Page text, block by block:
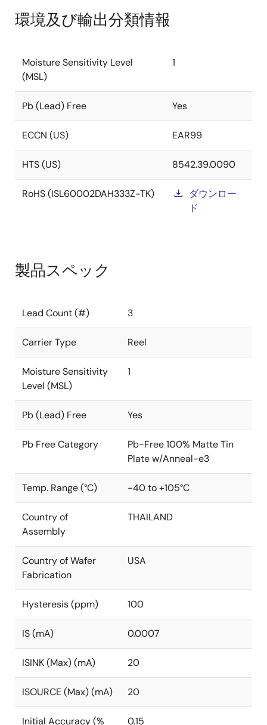
環境及び輸出分類情報
Moisture Sensitivity Level
(MSL)
1
Pb (Lead) Free Yes
ECCN (US) EAR99
HTS (US) 8542.39.0090
RoHS (ISL60002DAH333Z-TK)
ダウンロー
ド
製品スペック
Lead Count (#) 3
Carrier Type Reel
Moisture Sensitivity
Level (MSL)
1
Pb (Lead) Free Yes
Pb Free Category
Pb-Free 100% Matte Tin
Plate w/Anneal-e3
Temp. Range (°C) -40 to +105°C
Country of
Assembly
THAILAND
Country of Wafer
Fabrication
USA
Hysteresis (ppm) 100
IS (mA) 0.0007
ISINK (Max) (mA) 20
ISOURCE (Max) (mA) 20
Initial Accuracy (% 0.15